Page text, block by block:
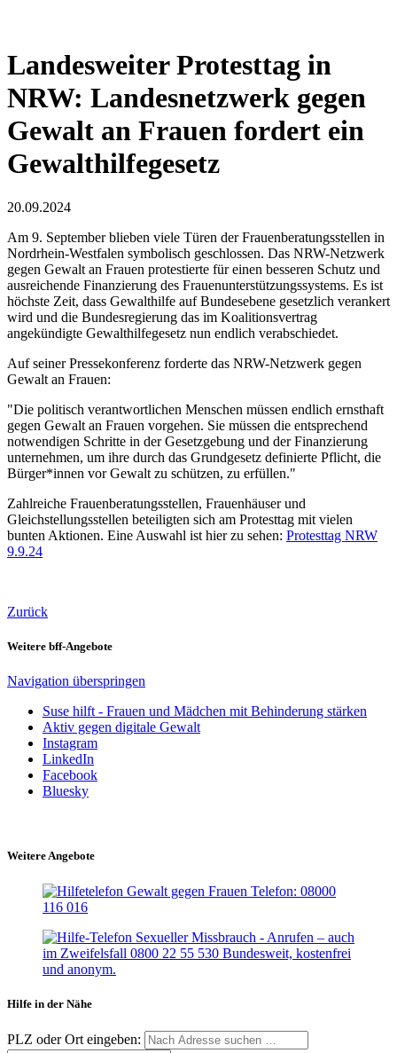
Landesweiter Protesttag in
NRW: Landesnetzwerk gegen
Gewalt an Frauen fordert ein
Gewalthilfegesetz
20.09.2024
Am 9. September blieben viele Türen der Frauenberatungsstellen in
Nordrhein-Westfalen symbolisch geschlossen. Das NRW-Netzwerk
gegen Gewalt an Frauen protestierte für einen besseren Schutz und
ausreichende Finanzierung des Frauenunterstützungssystems. Es ist
höchste Zeit, dass Gewalthilfe auf Bundesebene gesetzlich verankert
wird und die Bundesregierung das im Koalitionsvertrag
angekündigte Gewalthilfegesetz nun endlich verabschiedet.
Auf seiner Pressekonferenz forderte das NRW-Netzwerk gegen
Gewalt an Frauen:
"Die politisch verantwortlichen Menschen müssen endlich ernsthaft
gegen Gewalt an Frauen vorgehen. Sie müssen die entsprechend
notwendigen Schritte in der Gesetzgebung und der Finanzierung
unternehmen, um ihre durch das Grundgesetz definierte Pflicht, die
Bürger*innen vor Gewalt zu schützen, zu erfüllen."
Zahlreiche Frauenberatungsstellen, Frauenhäuser und
Gleichstellungsstellen beteiligten sich am Protesttag mit vielen
bunten Aktionen. Eine Auswahl ist hier zu sehen: Protesttag NRW
9.9.24
Zurück
Weitere bff-Angebote
Navigation überspringen
Suse hilft - Frauen und Mädchen mit Behinderung stärken
Aktiv gegen digitale Gewalt
Instagram
LinkedIn
Facebook
Bluesky
Weitere Angebote
Hilfe in der Nähe
PLZ oder Ort eingeben: